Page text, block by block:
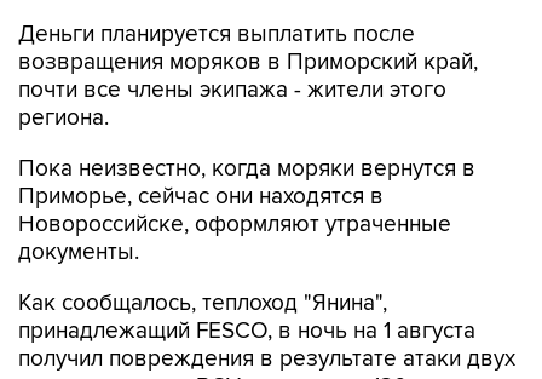
Деньги планируется выплатить после
возвращения моряков в Приморский край,
почти все члены экипажа - жители этого
региона.
Пока неизвестно, когда моряки вернутся в
Приморье, сейчас они находятся в
Новороссийске, оформляют утраченные
документы.
Как сообщалось, теплоход "Янина",
принадлежащий FESCO, в ночь на 1 августа
получил повреждения в результате атаки двух